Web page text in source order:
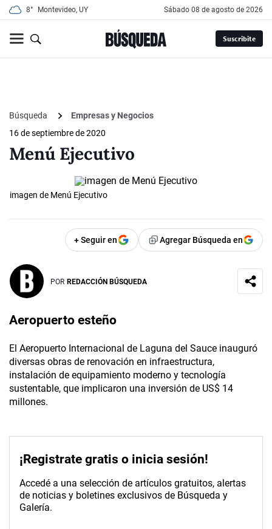
8° Montevideo, UY sábado 08 de agosto de 2026
Suscribite
Búsqueda
Empresas y Negocios
16 de septiembre de 2020
Menú Ejecutivo
imagen de Menú Ejecutivo
+ Seguir en Agregar Búsqueda en
POR REDACCIÓN BÚSQUEDA
Aeropuerto esteño
El Aeropuerto Internacional de Laguna del Sauce inauguró
diversas obras de renovación en infraestructura,
instalación de equipamiento moderno y tecnología
sustentable, que implicaron una inversión de US$ 14
millones.
¡Registrate gratis o inicia sesión!
Accedé a una selección de artículos gratuitos, alertas
de noticias y boletines exclusivos de Búsqueda y
Galería.